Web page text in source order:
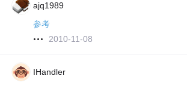
ajq1989
参考
2010-11-08
IHandler